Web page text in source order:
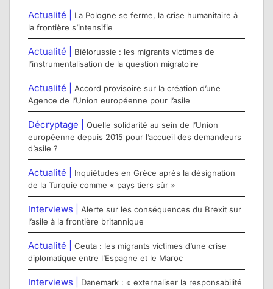
Actualité |
La Pologne se ferme, la crise humanitaire à
la frontière s’intensifie
Actualité |
Biélorussie : les migrants victimes de
l’instrumentalisation de la question migratoire
Actualité | Accord provisoire sur la création d’une
Agence de l’Union européenne pour l’asile
Décryptage | Quelle solidarité au sein de l’Union
européenne depuis 2015 pour l’accueil des demandeurs
d’asile ?
Actualité |
Inquiétudes en Grèce après la désignation
de la Turquie comme « pays tiers sûr »
Interviews | Alerte sur les conséquences du Brexit sur
l’asile à la frontière britannique
Actualité | Ceuta : les migrants victimes d’une crise
diplomatique entre l’Espagne et le Maroc
Interviews |
Danemark : « externaliser la responsabilité